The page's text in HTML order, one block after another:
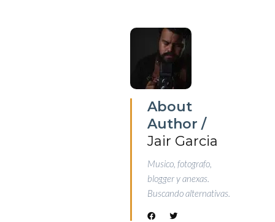
About
Author /
Jair Garcia
Musico, fotografo,
blogger y anexas.
Buscando alternativas.